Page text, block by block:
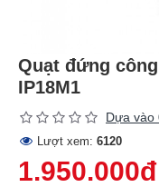
Quạt đứng
IP18M1
Dựa vào
Lượt xem: 6120
1.950.000đ